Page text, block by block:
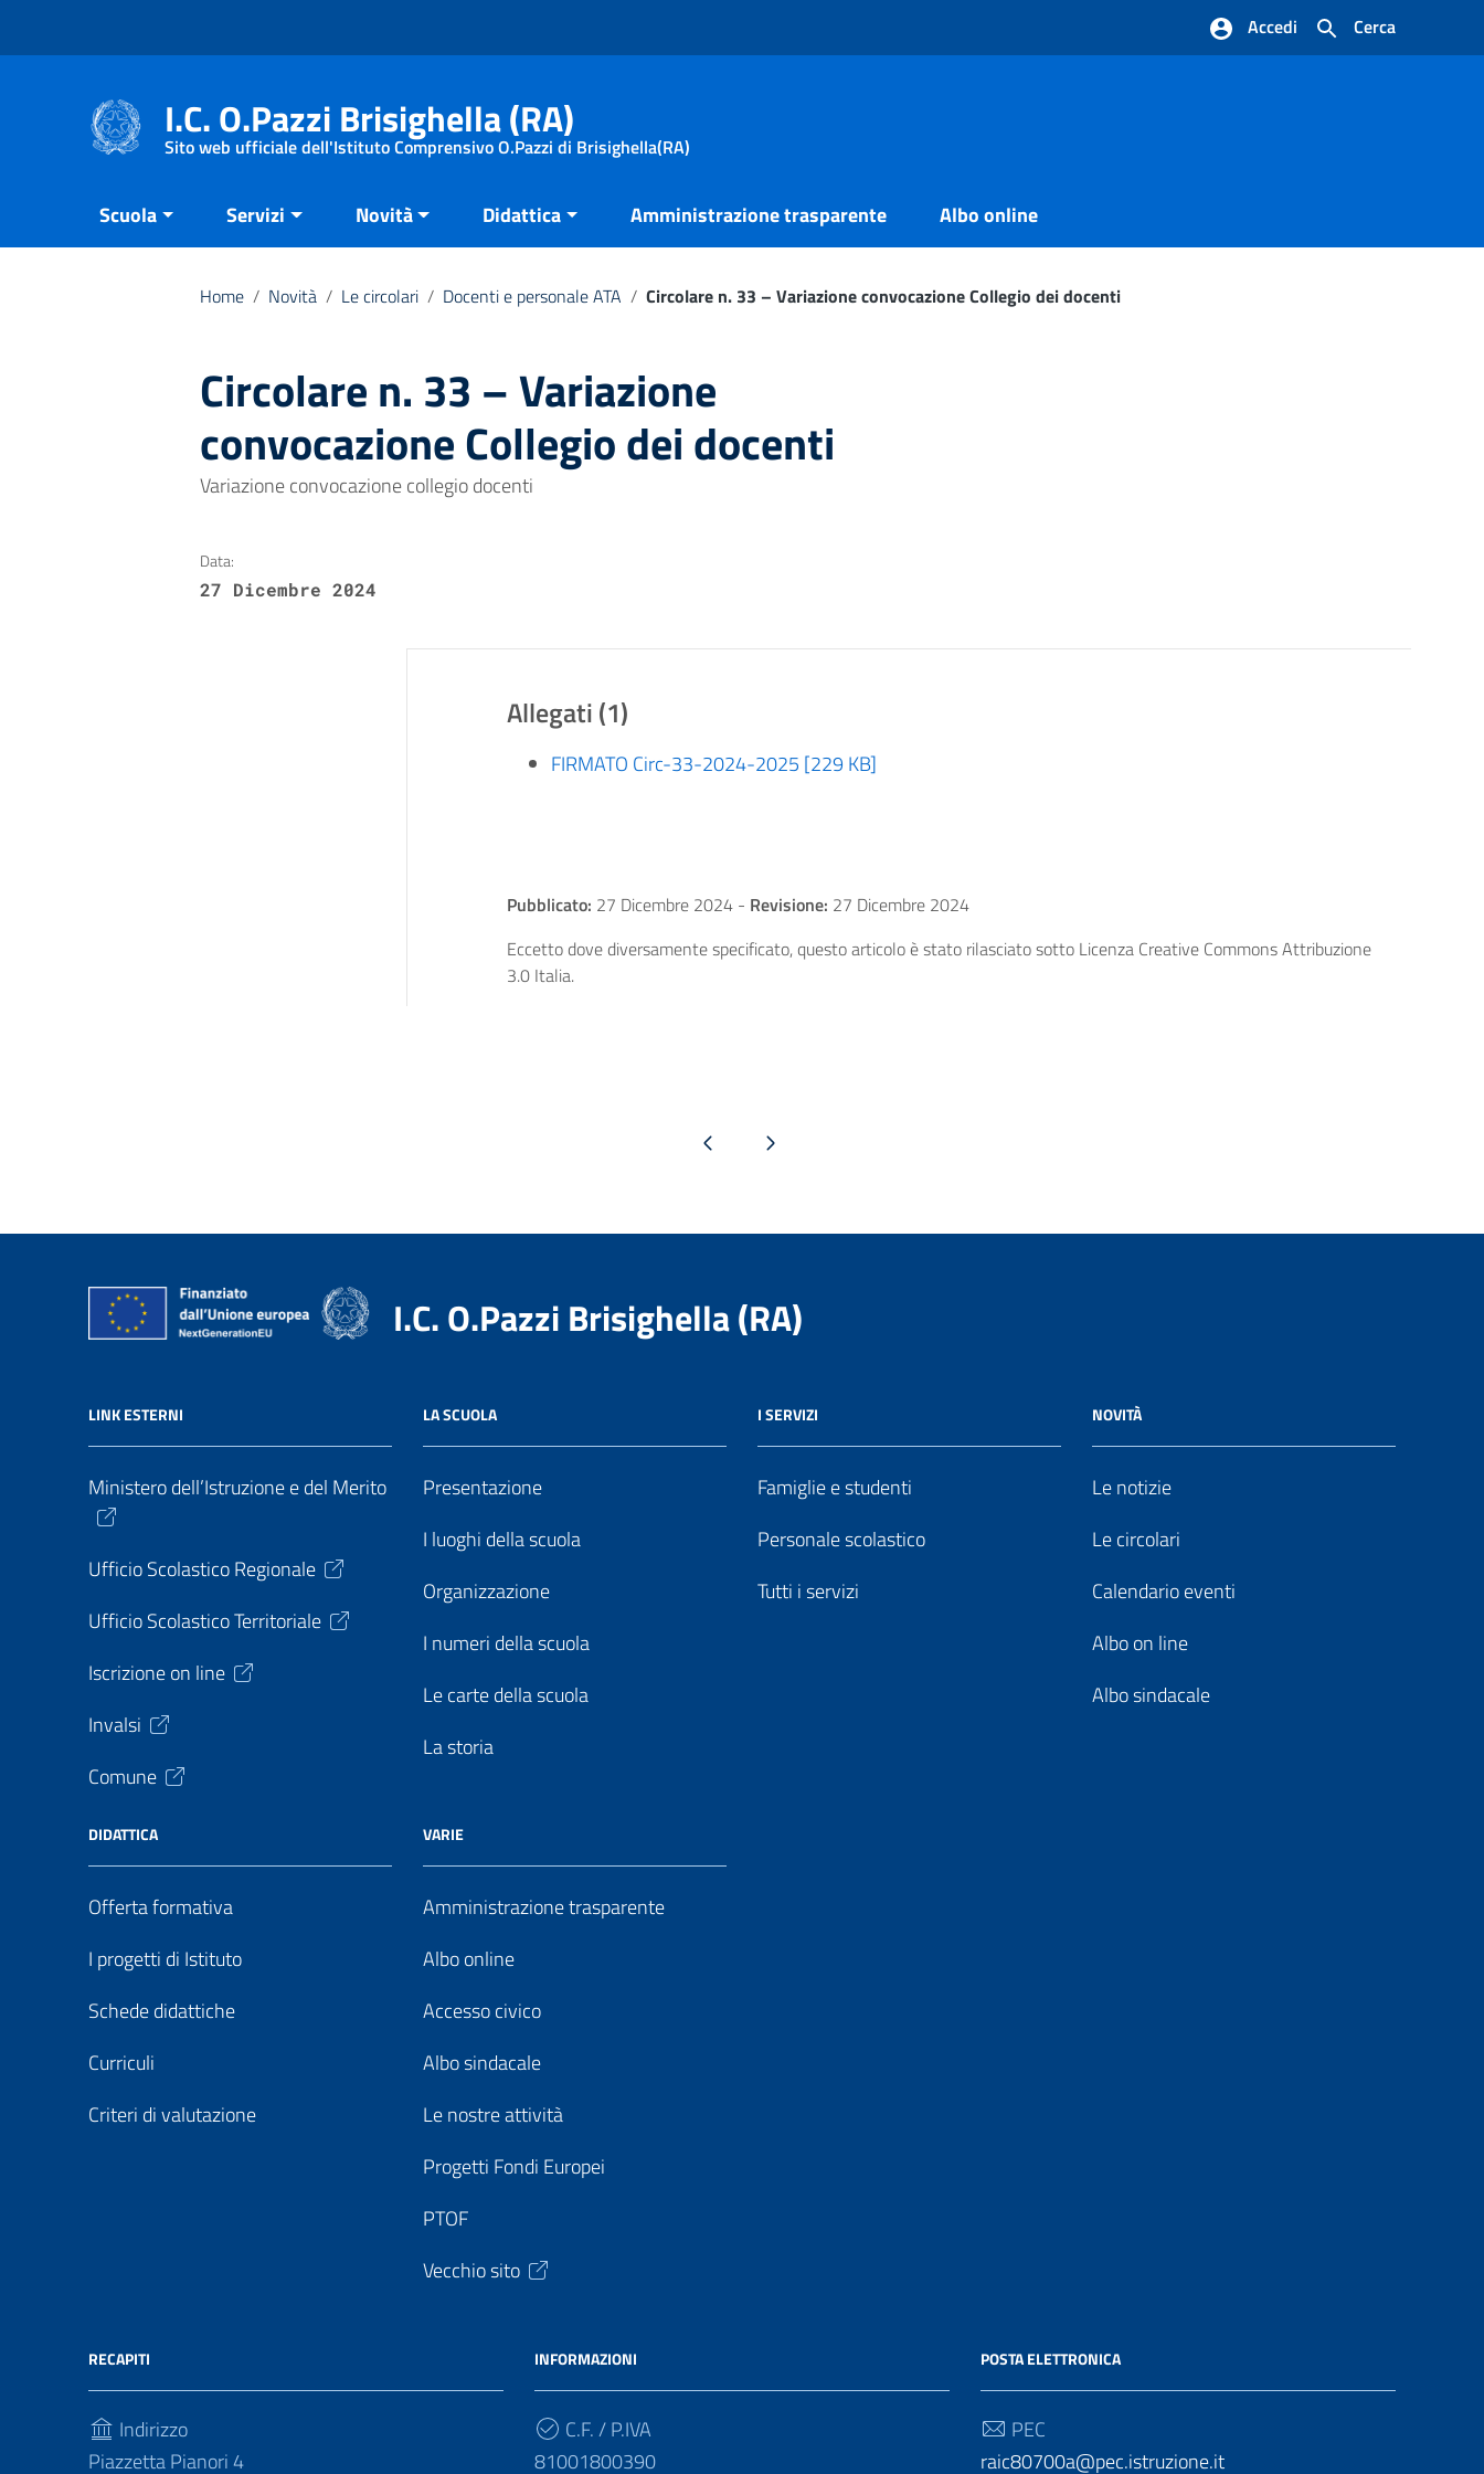
Cerca
Accedi
I.C. O.Pazzi Brisighella (RA)
Sito web ufficiale dell'Istituto Comprensivo O.Pazzi di Brisighella(RA)
Scuola Servizi Novità Didattica Amministrazione trasparente Albo online
Home / Novità / Le circolari / Docenti e personale ATA / Circolare n. 33 – Variazione convocazione Collegio dei docenti
Circolare n. 33 – Variazione
convocazione Collegio dei docenti
Variazione convocazione collegio docenti
Data:
27 Dicembre 2024
Allegati (1)
FIRMATO Circ-33-2024-2025 [229 KB]
Pubblicato: 27 Dicembre 2024 - Revisione: 27 Dicembre 2024
Eccetto dove diversamente specificato, questo articolo è stato rilasciato sotto Licenza Creative Commons Attribuzione
3.0 Italia.
Pagina precedentePagina successiva
I.C. O.Pazzi Brisighella (RA)
LINK ESTERNI
Ministero dell’Istruzione e del Merito
Ufficio Scolastico Regionale
Ufficio Scolastico Territoriale
Iscrizione on line
Invalsi
Comune
LA SCUOLA
Presentazione
I luoghi della scuola
Organizzazione
I numeri della scuola
Le carte della scuola
La storia
I SERVIZI
Famiglie e studenti
Personale scolastico
Tutti i servizi
NOVITÀ
Le notizie
Le circolari
Calendario eventi
Albo on line
Albo sindacale
DIDATTICA
Offerta formativa
I progetti di Istituto
Schede didattiche
Curriculi
Criteri di valutazione
VARIE
Amministrazione trasparente
Albo online
Accesso civico
Albo sindacale
Le nostre attività
Progetti Fondi Europei
PTOF
Vecchio sito
RECAPITI
Indirizzo
Piazzetta Pianori 4
INFORMAZIONI
C.F. / P.IVA
81001800390
POSTA ELETTRONICA
PEC
raic80700a@pec.istruzione.it